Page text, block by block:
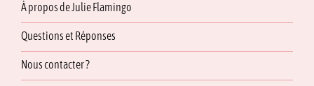
À propos de Julie Flamingo
Questions et Réponses
Nous contacter ?